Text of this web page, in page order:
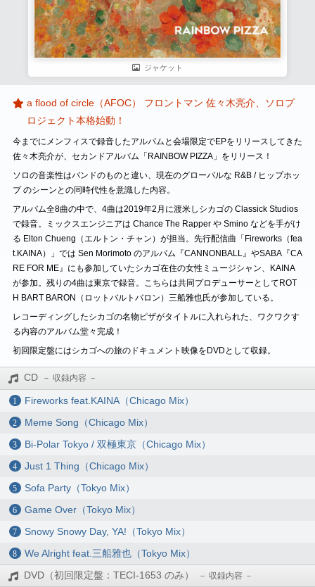
ジャケット
a flood of circle（AFOC） フロントマン 佐々木亮介、ソロプ
ロジェクト本格始動！
今までにメンフィスで録音したアルバムと会場限定でEPをリリースしてきた
佐々木亮介が、セカンドアルバム「RAINBOW PIZZA」をリリース！
ソロの音楽性はバンドのものと違い、現在のグローバルな R&B / ヒップホッ
プ のシーンとの同時代性を意識した内容。
アルバム全8曲の中で、4曲は2019年2月に渡米しシカゴの Classick Studios
で録音。ミックスエンジニアは Chance The Rapper や Smino などを手がけ
る Elton Chueng（エルトン・チャン）が担当。先行配信曲「Fireworks（fea
t.KAINA）」では Sen Morimoto のアルバム『CANNONBALL』やSABA『CA
RE FOR ME』にも参加していたシカゴ在住の女性ミュージシャン、KAINA
が参加。残りの4曲は東京で録音。こちらは共同プロデューサーとしてROT
H BART BARON（ロットバルトバロン）三船雅也氏が参加している。
レコーディングしたシカゴの名物ピザがタイトルに入れられた、ワクワクす
る内容のアルバム堂々完成！
初回限定盤にはシカゴへの旅のドキュメント映像をDVDとして収録。
CD
Fireworks feat.KAINA（Chicago Mix）
Meme Song（Chicago Mix）
Bi-Polar Tokyo / 双極東京（Chicago Mix）
Just 1 Thing（Chicago Mix）
Sofa Party（Tokyo Mix）
Game Over（Tokyo Mix）
Snowy Snowy Day, YA!（Tokyo Mix）
We Alright feat.三船雅也（Tokyo Mix）
DVD（初回限定盤：TECI-1653 のみ）